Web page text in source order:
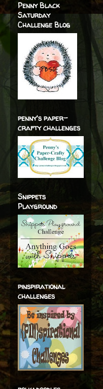
Penny Black
Saturday
Challenge Blog
penny's paper-
crafty challenges
Snippets
Playground
pinspirational
challenges